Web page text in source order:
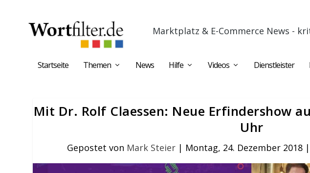
Marktplatz & E-Commerce News -
Startseite Themen News Hilfe Videos Dienstleister
Mit Dr. Rolf Claessen: Neue Erfindershow
Uhr
Gepostet von Mark Steier| Montag, 24. Dezember 2018|